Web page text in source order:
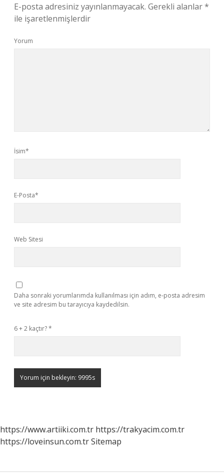
E-posta adresiniz yayınlanmayacak. Gerekli alanlar*
ile işaretlenmişlerdir
Yorum
İsim*
E-Posta*
Web Sitesi
Daha sonraki yorumlarımda kullanılması için adım, e-posta adresim
ve site adresim bu tarayıcıya kaydedilsin.
6 + 2 kaçtır?*
https://www.artiiki.com.tr https://trakyacim.com.tr
https://loveinsun.com.trSitemap